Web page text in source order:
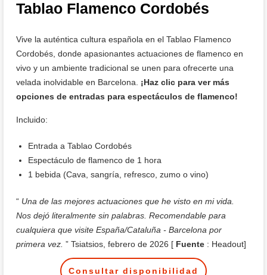
Tablao Flamenco Cordobés
Vive la auténtica cultura española en el Tablao Flamenco
Cordobés, donde apasionantes actuaciones de flamenco en
vivo y un ambiente tradicional se unen para ofrecerte una
velada inolvidable en Barcelona. ¡Haz clic para ver más
opciones de entradas para espectáculos de flamenco!
Incluido:
Entrada a Tablao Cordobés
Espectáculo de flamenco de 1 hora
1 bebida (Cava, sangría, refresco, zumo o vino)
“ Una de las mejores actuaciones que he visto en mi vida.
Nos dejó literalmente sin palabras. Recomendable para
cualquiera que visite España/Cataluña - Barcelona por
primera vez. ” Tsiatsios, febrero de 2026 [ Fuente : Headout]
Consultar disponibilidad